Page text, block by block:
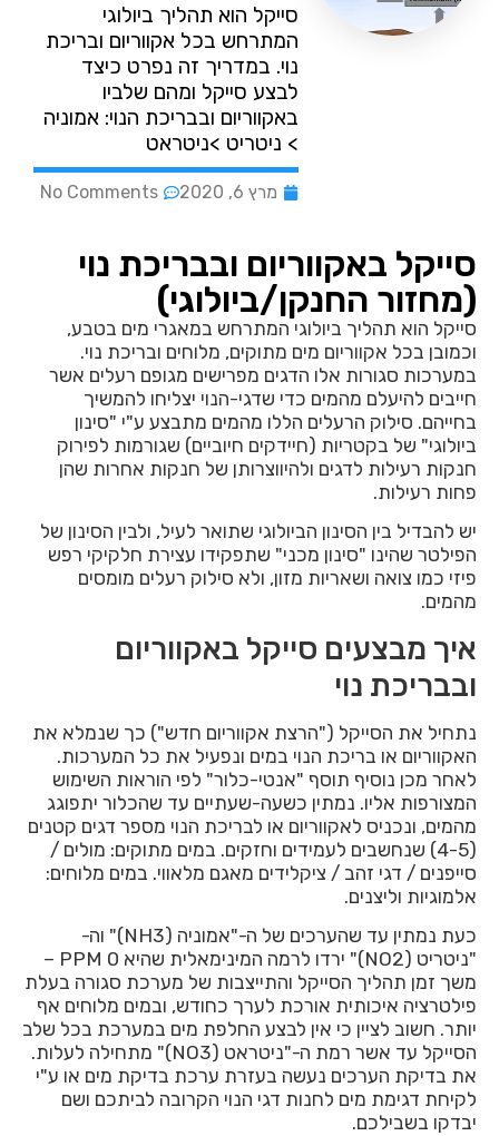
סייקל הוא תהליך ביולוגי
המתרחש בכל אקווריום ובריכת
נוי. במדריך זה נפרט כיצד
לבצע סייקל ומהם שלביו
באקווריום ובבריכת הנוי: אמוניה
> ניטריט >ניטראט
מרץ 6, 2020 No Comments
סייקל באקווריום ובבריכת נוי
(מחזור החנקן/ביולוגי)
סייקל הוא תהליך ביולוגי המתרחש במאגרי מים בטבע,
וכמובן בכל אקווריום מים מתוקים, מלוחים ובריכת נוי.
במערכות סגורות אלו הדגים מפרישים מגופם רעלים אשר
חייבים להיעלם מהמים כדי שדגי-הנוי יצליחו להמשיך
בחייהם. סילוק הרעלים הללו מהמים מתבצע ע"י "סינון
ביולוגי" של בקטריות (חיידקים חיוביים) שגורמות לפירוק
חנקות רעילות לדגים ולהיווצרותן של חנקות אחרות שהן
פחות רעילות.
יש להבדיל בין הסינון הביולוגי שתואר לעיל, ולבין הסינון של
הפילטר שהינו "סינון מכני" שתפקידו עצירת חלקיקי רפש
פיזי כמו צואה ושאריות מזון, ולא סילוק רעלים מומסים
מהמים.
איך מבצעים סייקל באקווריום
ובבריכת נוי
נתחיל את הסייקל ("הרצת אקווריום חדש") כך שנמלא את
האקווריום או בריכת הנוי במים ונפעיל את כל המערכות.
לאחר מכן נוסיף תוסף "אנטי-כלור" לפי הוראות השימוש
המצורפות אליו. נמתין כשעה-שעתיים עד שהכלור יתפוגג
מהמים, ונכניס לאקווריום או לבריכת הנוי מספר דגים קטנים
(4-5) שנחשבים לעמידים וחזקים. במים מתוקים: מולים /
סייפנים / דגי זהב / ציקלידים מאגם מלאווי. במים מלוחים:
אלמוגיות וליצנים.
כעת נמתין עד שהערכים של ה-"אמוניה (NH3)" וה-
"ניטריט (NO2)" ירדו לרמה המינימאלית שהיא 0 PPM –
משך זמן תהליך הסייקל והתייצבות של מערכת סגורה בעלת
פילטרציה איכותית אורכת לערך כחודש, ובמים מלוחים אף
יותר. חשוב לציין כי אין לבצע החלפת מים במערכת בכל שלב
הסייקל עד אשר רמת ה-"ניטראט (NO3)" מתחילה לעלות.
את בדיקת הערכים נעשה בעזרת ערכת בדיקת מים או ע"י
לקיחת דגימת מים לחנות דגי הנוי הקרובה לביתכם ושם
יבדקו בשבילכם.